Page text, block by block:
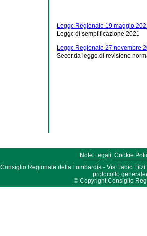
Legge Regionale 19 maggio
Legge di semplificazione 2021
Legge Regionale 27 novembre
Seconda legge di revisione
Note Legali Cookie
Consiglio Regionale della Lombardia - Via Fabio Filzi
© Copyright Consiglio